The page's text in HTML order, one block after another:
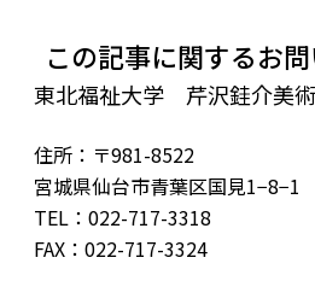
この記事に関するお
東北福祉大学 芹沢銈介美
住所：〒981-8522
宮城県仙台市青葉区国見1−8−1
TEL：022-717-3318
FAX：022-717-3324